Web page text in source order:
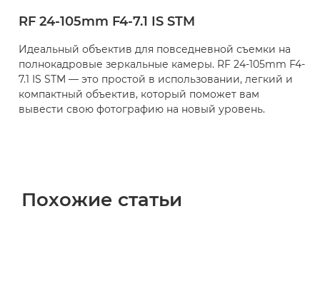
RF 24-105mm F4-7.1 IS STM
Идеальный объектив для повседневной съемки на
полнокадровые зеркальные камеры. RF 24-105mm F4-
7.1 IS STM — это простой в использовании, легкий и
компактный объектив, который поможет вам
вывести свою фотографию на новый уровень.
Похожие статьи